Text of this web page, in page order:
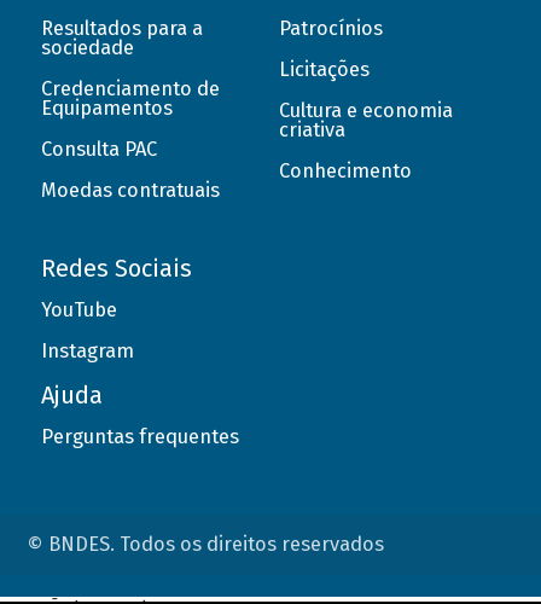
Resultados para a
sociedade
Credenciamento de
Equipamentos
Consulta PAC
Moedas contratuais
Patrocínios
Licitações
Cultura e economia
criativa
Conhecimento
Redes Sociais
YouTube
Instagram
Ajuda
Perguntas frequentes
© BNDES. Todos os direitos reservados